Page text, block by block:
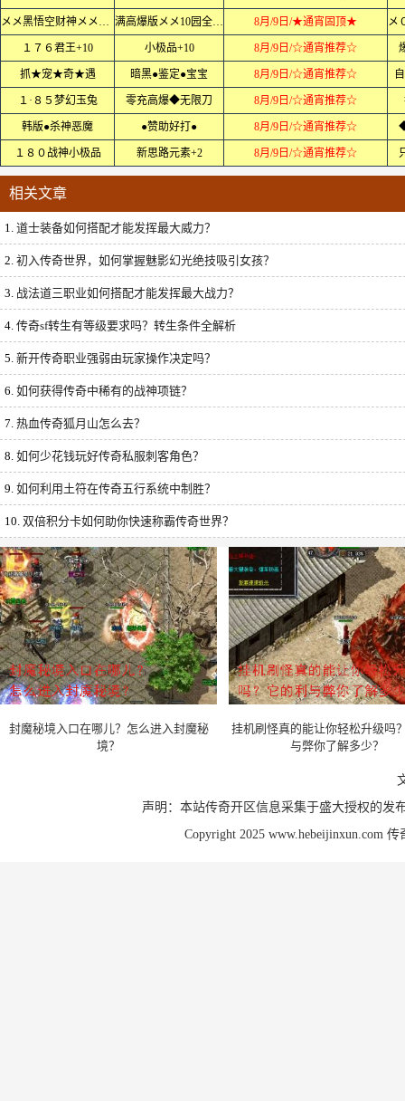
メメ黑悟空财神メメ第２季 满高爆版メメ10园全满メメ 8月/9日/★通宵固顶★
１７６君王+10 小极品+10 8月/9日/☆通宵推荐☆
抓★宠★奇★遇 暗黑●鉴定●宝宝 8月/9日/☆通宵推荐☆
１·８５梦幻玉兔 零充高爆◆无限刀 8月/9日/☆通宵推荐☆
韩版●杀神恶魔 ●赞助好打● 8月/9日/☆通宵推荐☆
１８０战神小极品 新思路元素+2 8月/9日/☆通宵推荐☆
相关文章
1. 道士装备如何搭配才能发挥最大威力？
2. 初入传奇世界，如何掌握魅影幻光绝技吸引女孩？
3. 战法道三职业如何搭配才能发挥最大战力？
4. 传奇sf转生有等级要求吗？转生条件全解析
5. 新开传奇职业强弱由玩家操作决定吗？
6. 如何获得传奇中稀有的战神项链？
7. 热血传奇狐月山怎么去？
8. 如何少花钱玩好传奇私服刺客角色？
9. 如何利用土符在传奇五行系统中制胜？
10. 双倍积分卡如何助你快速称霸传奇世界？
封魔秘境入口在哪儿？怎么进入封魔秘
境？
挂机刷怪真的能让你轻松升级吗
与弊你了解多少？
声明：本站传奇开区信息采集于盛大授权的发
Copyright 2025 www.hebeijinxun.com